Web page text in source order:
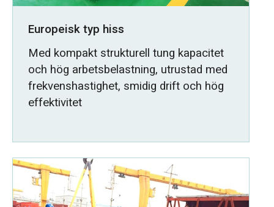
Europeisk typ hiss
Med kompakt strukturell tung kapacitet
och hög arbetsbelastning, utrustad med
frekvenshastighet, smidig drift och hög
effektivitet